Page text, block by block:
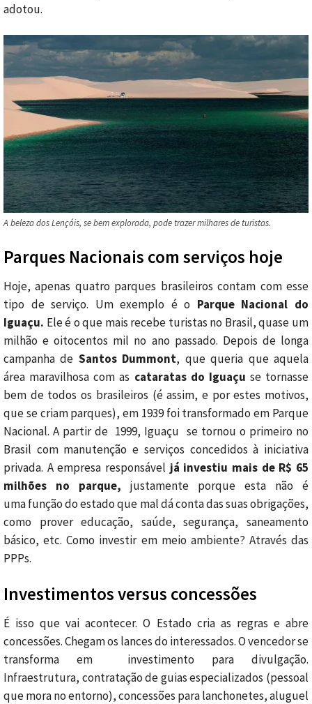
adotou.
A beleza dos Lençóis, se bem explorada, pode trazer milhares de turistas.
Parques Nacionais com serviços hoje
Hoje, apenas quatro parques brasileiros contam com esse
tipo de serviço. Um exemplo é o Parque Nacional do
Iguaçu. Ele é o que mais recebe turistas no Brasil, quase um
milhão e oitocentos mil no ano passado. Depois de longa
campanha de Santos Dummont, que queria que aquela
área maravilhosa com as cataratas do Iguaçu se tornasse
bem de todos os brasileiros (é assim, e por estes motivos,
que se criam parques), em 1939 foi transformado em Parque
Nacional. A partir de 1999, Iguaçu se tornou o primeiro no
Brasil com manutenção e serviços concedidos à iniciativa
privada. A empresa responsável já investiu mais de R$ 65
milhões no parque, justamente porque esta não é
uma função do estado que mal dá conta das suas obrigações,
como prover educação, saúde, segurança, saneamento
básico, etc. Como investir em meio ambiente? Através das
PPPs.
Investimentos versus concessões
É isso que vai acontecer. O Estado cria as regras e abre
concessões. Chegam os lances do interessados. O vencedor se
transforma em investimento para divulgação.
Infraestrutura, contratação de guias especializados (pessoal
que mora no entorno), concessões para lanchonetes, aluguel